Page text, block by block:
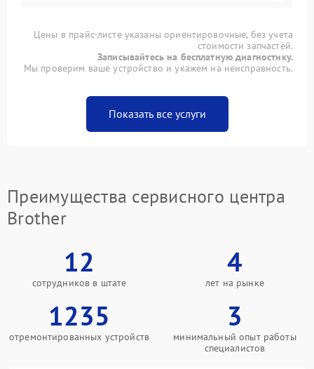
Цены в прайс-листе указаны ориентировочные, без учета
стоимости запчастей.
Записывайтесь на бесплатную диагностику.
Мы проверим ваше устройство и укажем на неисправность.
Показать все услуги
Преимущества сервисного центра
Brother
12
сотрудников в штате
4
лет на рынке
1235
отремонтированных устройств
3
минимальный опыт работы
специалистов